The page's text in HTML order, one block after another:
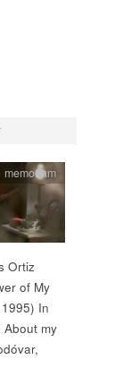
memoriam
Ortiz
of My
In
About my